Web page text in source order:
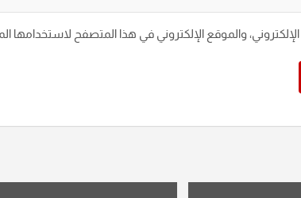
والموقع الإلكتروني في هذا المتصفح لاستخدامها